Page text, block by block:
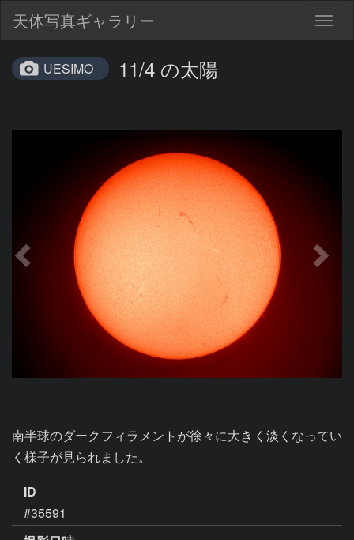
天体写真ギャラリー
UESIMO 11/4 の太陽
南半球のダークフィラメントが徐々に大きく淡くなってい
く様子が見られました。
ID
#35591